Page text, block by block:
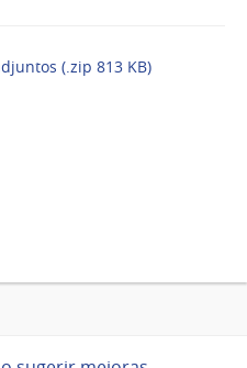
(.zip 813 KB)